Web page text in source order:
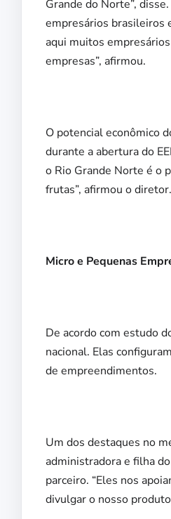
Grande do Norte”,
empresários brasileiros
aqui muitos
empresas”, afirmou.
O potencial econômico
durante a abertura do
o Rio Grande Norte é o
frutas”, afirmou o diretor.
Micro e Pequenas
De acordo com estudo
nacional. Elas
de empreendimentos.
Um dos destaques no
administradora e filha
parceiro. “Eles nos
divulgar o nosso